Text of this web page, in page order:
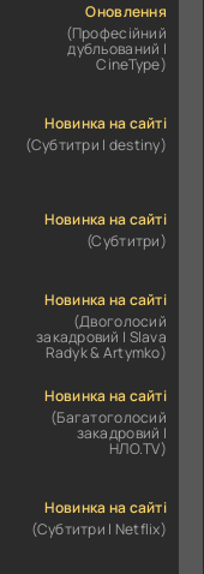
Оновлення
(Професійний
дубльований |
CineType)
Новинка на сайті
(Субтитри | destiny)
Новинка на сайті
(Субтитри)
Новинка на сайті
(Двоголосий
закадровий | Slava
Radyk & Artymko)
Новинка на сайті
(Багатоголосий
закадровий |
НЛО.TV)
Новинка на сайті
(Субтитри | Netflix)